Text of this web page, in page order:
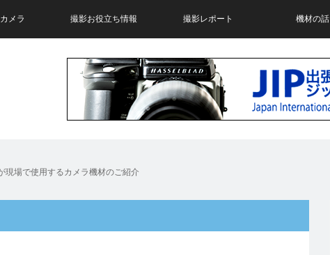
メラ 撮影お役立ち情報 撮影レポート 機材の話
現場で使用するカメラ機材のご紹介